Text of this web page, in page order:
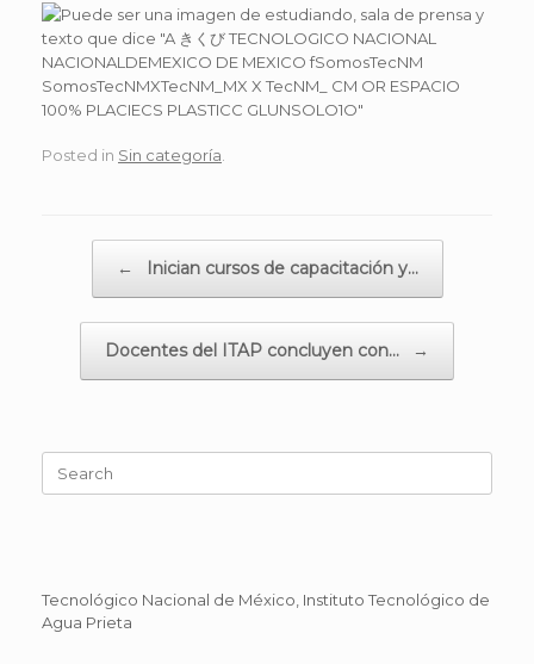
Posted in Sin categoría.
← Inician cursos de capacitación y…
Docentes del ITAP concluyen con… →
for:
Tecnológico Nacional de México, Instituto Tecnológico de
Agua Prieta